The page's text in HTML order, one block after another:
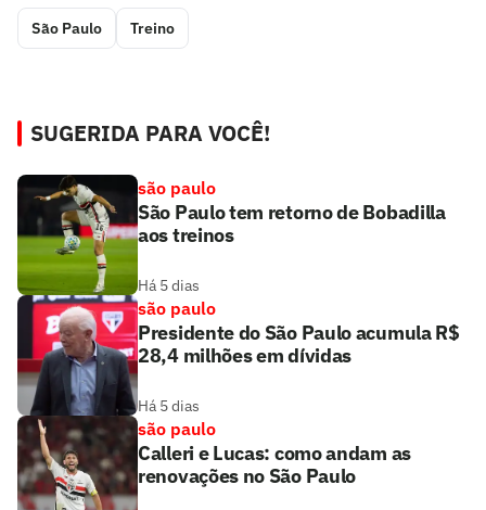
São Paulo Treino
SUGERIDA PARA VOCÊ!
são paulo
São Paulo tem retorno de Bobadilla
aos treinos
Há 5 dias
são paulo
Presidente do São Paulo acumula R$
28,4 milhões em dívidas
Há 5 dias
são paulo
Calleri e Lucas: como andam as
renovações no São Paulo